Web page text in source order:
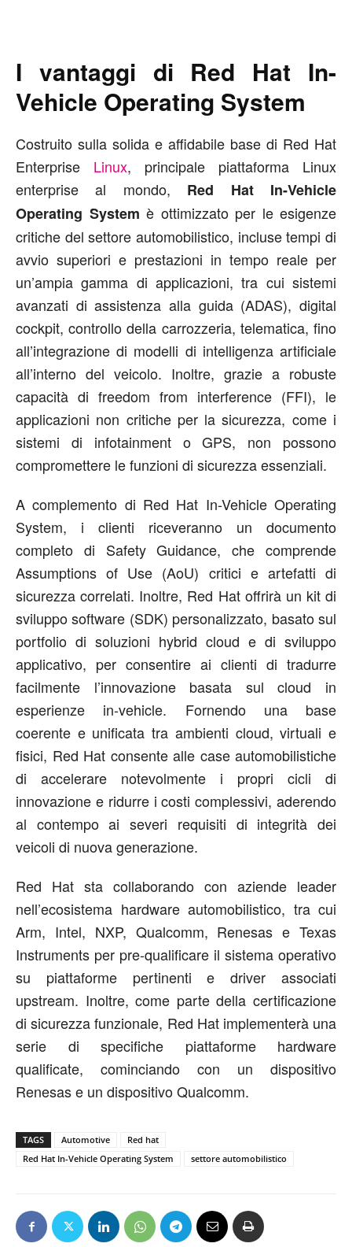
I vantaggi di Red Hat In-
Vehicle Operating System
Costruito sulla solida e affidabile base di Red Hat
Enterprise Linux, principale piattaforma Linux
enterprise al mondo, Red Hat In-Vehicle
Operating System è ottimizzato per le esigenze
critiche del settore automobilistico, incluse tempi di
avvio superiori e prestazioni in tempo reale per
un’ampia gamma di applicazioni, tra cui sistemi
avanzati di assistenza alla guida (ADAS), digital
cockpit, controllo della carrozzeria, telematica, fino
all’integrazione di modelli di intelligenza artificiale
all’interno del veicolo. Inoltre, grazie a robuste
capacità di freedom from interference (FFI), le
applicazioni non critiche per la sicurezza, come i
sistemi di infotainment o GPS, non possono
compromettere le funzioni di sicurezza essenziali.
A complemento di Red Hat In-Vehicle Operating
System, i clienti riceveranno un documento
completo di Safety Guidance, che comprende
Assumptions of Use (AoU) critici e artefatti di
sicurezza correlati. Inoltre, Red Hat offrirà un kit di
sviluppo software (SDK) personalizzato, basato sul
portfolio di soluzioni hybrid cloud e di sviluppo
applicativo, per consentire ai clienti di tradurre
facilmente l’innovazione basata sul cloud in
esperienze in-vehicle. Fornendo una base
coerente e unificata tra ambienti cloud, virtuali e
fisici, Red Hat consente alle case automobilistiche
di accelerare notevolmente i propri cicli di
innovazione e ridurre i costi complessivi, aderendo
al contempo ai severi requisiti di integrità dei
veicoli di nuova generazione.
Red Hat sta collaborando con aziende leader
nell’ecosistema hardware automobilistico, tra cui
Arm, Intel, NXP, Qualcomm, Renesas e Texas
Instruments per pre-qualificare il sistema operativo
su piattaforme pertinenti e driver associati
upstream. Inoltre, come parte della certificazione
di sicurezza funzionale, Red Hat implementerà una
serie di specifiche piattaforme hardware
qualificate, cominciando con un dispositivo
Renesas e un dispositivo Qualcomm.
TAGS Automotive
Red hat
Red Hat In-Vehicle Operating System
settore automobilistico